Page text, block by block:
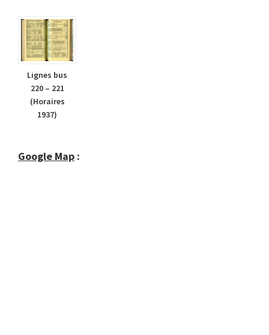
Lignes bus
220 – 221
(Horaires
1937)
Google Map :